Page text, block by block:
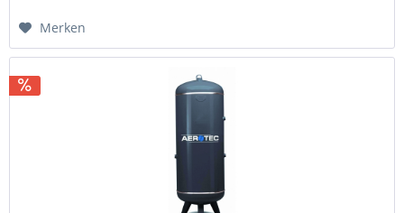
Merken